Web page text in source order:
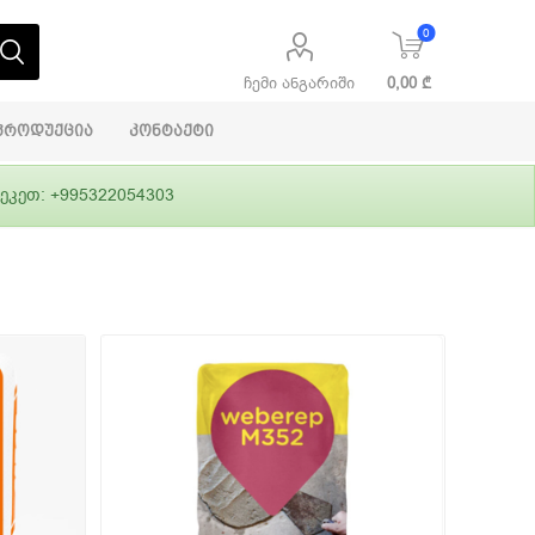
ჩემი ანგარიში
0
0,00 ₾
ფასადები
გრუნტები,
ჰიდროიზოლაცია
ლითონი
სამშენებლო
დანადგარები
კონტაქტი
+995322054303